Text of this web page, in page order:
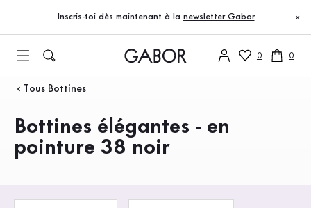
Accéder au contenu principal
Accéder à la table des matières
Accéder à la navigation principale
Inscris-toi dès maintenant à la newsletter Gabor ×
0 0
Produits
Tous Bottines
Bottines élégantes - en
pointure 38 noir